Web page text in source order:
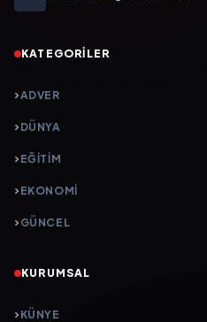
KATEGORILER
ADVER
DÜNYA
EĞİTİM
EKONOMİ
GÜNCEL
KURUMSAL
KÜNYE